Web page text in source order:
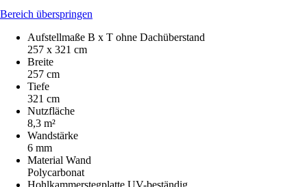
Bereich überspringen
Aufstellmaße B x T ohne Dachüberstand
257 x 321 cm
Breite
257 cm
Tiefe
321 cm
Nutzfläche
8,3 m²
Wandstärke
6 mm
Material Wand
Polycarbonat
Hohlkammerstegplatte UV-beständig